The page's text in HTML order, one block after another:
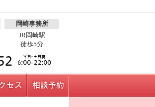
岡崎事務所
JR岡崎駅
徒歩5分